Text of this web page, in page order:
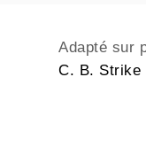
Adapté sur
C. B. Strike